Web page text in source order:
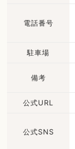
電話番号
駐車場
備考
公式URL
公式SNS